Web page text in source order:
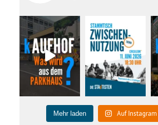
Mehr laden Auf